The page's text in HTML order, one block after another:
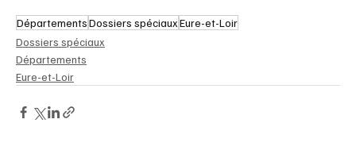
DépartementsDossiers spéciauxEure-et-Loir
Dossiers spéciaux
Départements
Eure-et-Loir